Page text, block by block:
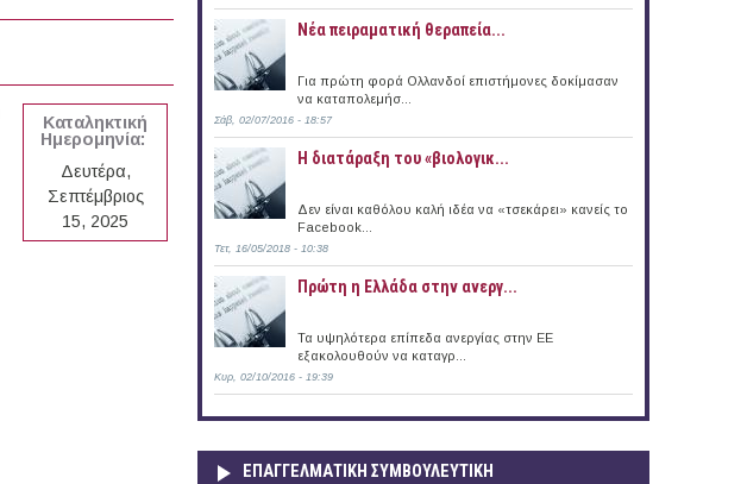
Καταληκτική
Ημερομηνία:
Δευτέρα,
Σεπτέμβριος
15, 2025
Νέα πειραματική θεραπεία...
Για πρώτη φορά Ολλανδοί επιστήμονες δοκίμασαν
να καταπολεμήσ...
Σάβ, 02/07/2016 - 18:57
Η διατάραξη του «βιολογικ...
Δεν είναι καθόλου καλή ιδέα να «τσεκάρει» κανείς το
Facebook...
Τετ, 16/05/2018 - 10:38
Πρώτη η Ελλάδα στην ανεργ...
Τα υψηλότερα επίπεδα ανεργίας στην ΕΕ
εξακολουθούν να καταγρ...
Κυρ, 02/10/2016 - 19:39
ΕΠΑΓΓΕΛΜΑΤΙΚΉ ΣΥΜΒΟΥΛΕΥΤΙΚΉ